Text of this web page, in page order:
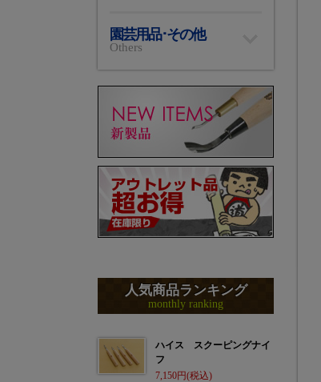
園芸用品･その他
Others
人気商品ランキング
monthly ranking
ハイス スクーピングナイ
フ
7,150